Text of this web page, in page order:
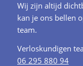
Wij zijn altijd
kan je ons bellen
team.
Verloskundigen
06 295 880 94